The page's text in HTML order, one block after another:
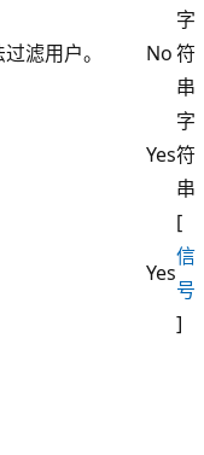
滤用户。 No
字
符
串
Yes
字
符
串
Yes
[
信
号
]